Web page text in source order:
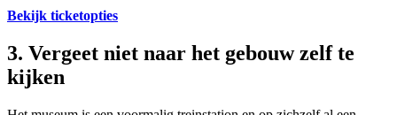
Bekijk ticketopties
3. Vergeet niet naar het gebouw zelf te
kijken